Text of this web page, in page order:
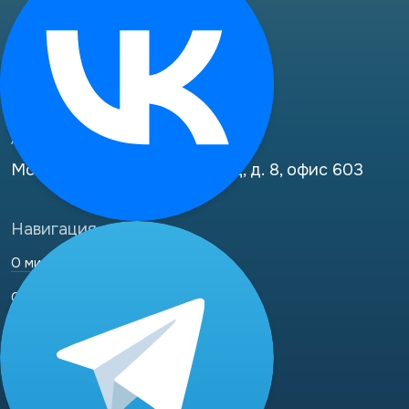
нормализовать работу
интимных мышц, снизить риск
рецидива.
Навигация
О миостимуляторе
Отзывы
Доставка и оплата
Наши специалисты
Адрес
Москва, 2-й Рощинский пр-д, д. 8, офис 603
Телефоны
8 (800) 333-24-77
(бесплатные звонки по РФ)